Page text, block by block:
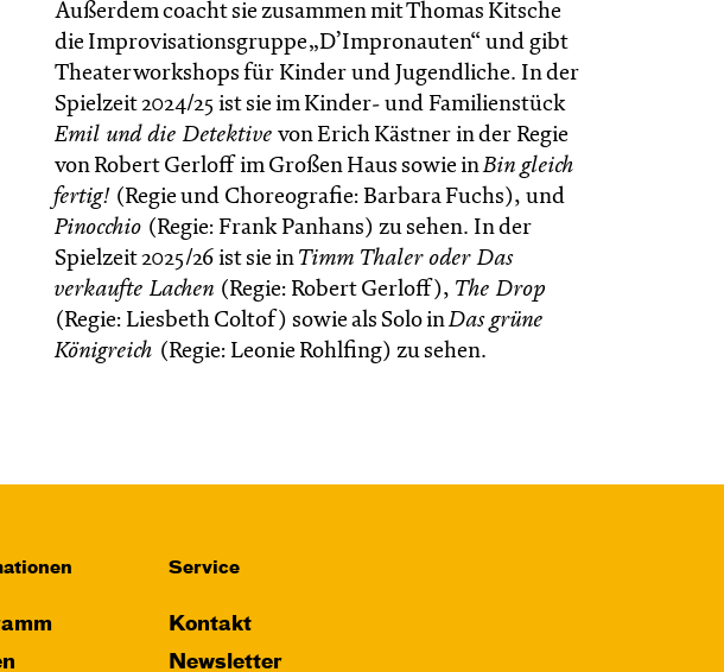
Außerdem coacht sie zusammen mit Thomas Kitsche
die Improvisationsgruppe „D’Impronauten“ und gibt
Theaterworkshops für Kinder und Jugendliche. In der
Spielzeit 2024/25 ist sie im Kinder- und Familienstück
Emil und die Detektive von Erich Kästner in der Regie
von Robert Gerloff im Großen Haus sowie inBin gleich
fertig! (Regie und Choreografie: Barbara Fuchs), und
Pinocchio (Regie: Frank Panhans) zu sehen. In der
Spielzeit 2025/26 ist sie in Timm Thaler oder Das
verkaufte Lachen (Regie: Robert Gerloff), The Drop
(Regie: Liesbeth Coltof) sowie als Solo inDas grüne
Königreich (Regie: Leonie Rohlfing) zu sehen.
Service
Kontakt
Newsletter